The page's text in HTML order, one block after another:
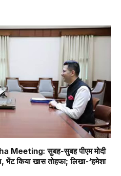
Meeting: सुबह-सुबह पीएम मोदी
किया खास तोहफा; लिखा-‘हमेशा